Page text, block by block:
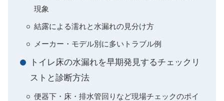
現象
結露による濡れと水漏れの見分け方
メーカー・モデル別に多いトラブル例
トイレ床の水漏れを早期発見するチェックリ
ストと診断方法
便器下・床・排水管回りなど現場チェックのポイ